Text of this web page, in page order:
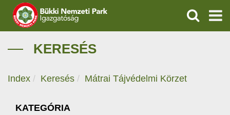
IGAZGATÓSÁG
KERESÉS
KERESÉS
Index Keresés Mátrai Tájvédelmi Körzet
KATEGÓRIA